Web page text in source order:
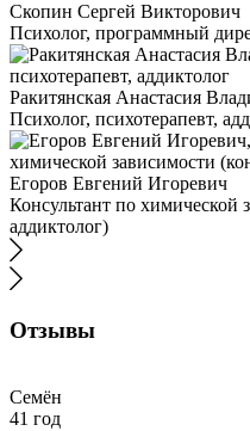
Скопин Сергей Викторович
Психолог, программный
Ракитянская Анастасия
Психолог, психотерапевт,
Егоров Евгений Игоревич
Консультант по химической
аддиктолог)
Отзывы
Семён
41 год